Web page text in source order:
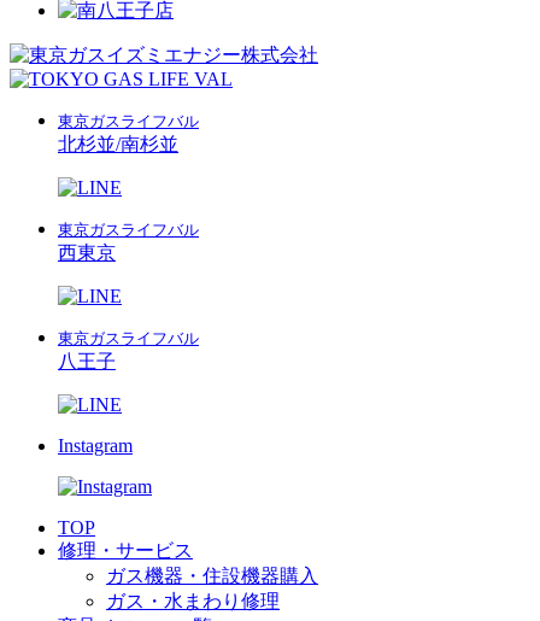
東京ガスライフバル
北杉並/南杉並
東京ガスライフバル
西東京
東京ガスライフバル
八王子
Instagram
TOP
修理・サービス
ガス機器・住設機器購入
ガス・水まわり修理